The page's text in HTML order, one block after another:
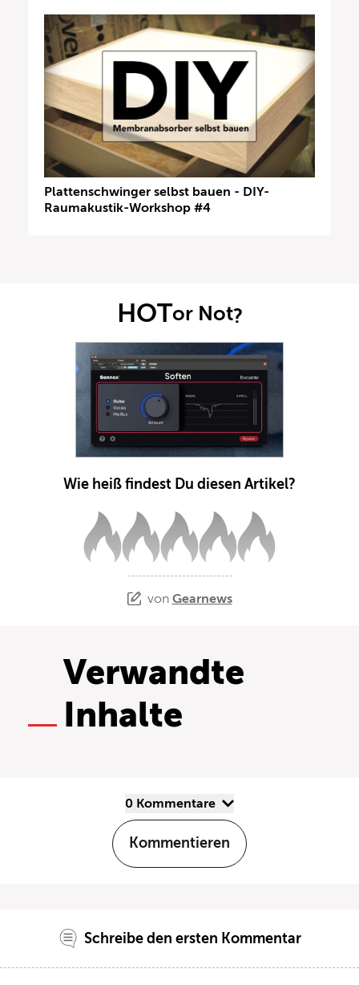
Plattenschwinger selbst bauen - DIY-
Raumakustik-Workshop #4
HOTor Not?
Wie heiß findest Du diesen Artikel?
von Gearnews
Verwandte
Inhalte
0 Kommentare
Kommentieren
Schreibe den ersten Kommentar